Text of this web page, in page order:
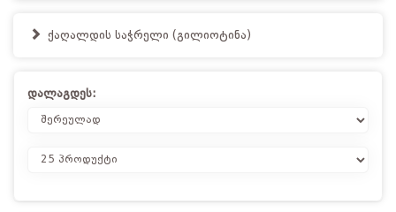
ქაღალდის საჭრელი (გილიოტინა)
დალაგდეს: